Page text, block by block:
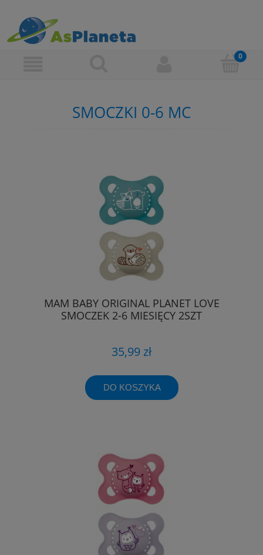
SMOCZKI 0-6 MC
MAM BABY ORIGINAL PLANET LOVE
SMOCZEK 2-6 MIESIĘCY 2SZT
35,99 zł
DO KOSZYKA